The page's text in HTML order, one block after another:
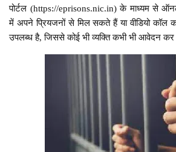
पोर्टल (https://eprisons.nic.in) के माध्यम से
में अपने प्रियजनों से मिल सकते हैं या वीडियो
उपलब्ध है, जिससे कोई भी व्यक्ति कभी भी आवेदन